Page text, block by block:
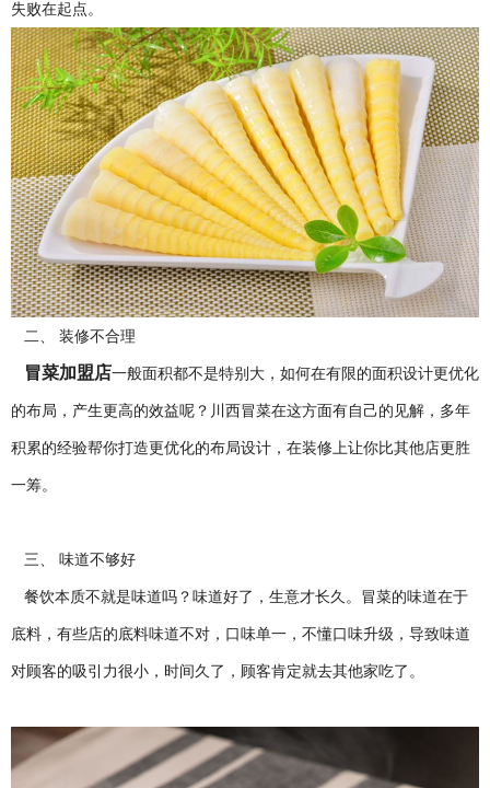
失败在起点。
二、 装修不合理
冒菜加盟店一般面积都不是特别大，如何在有限的面积设计更优化
的布局，产生更高的效益呢？川西冒菜在这方面有自己的见解，多年
积累的经验帮你打造更优化的布局设计，在装修上让你比其他店更胜
一筹。
三、 味道不够好
餐饮本质不就是味道吗？味道好了，生意才长久。冒菜的味道在于
底料，有些店的底料味道不对，口味单一，不懂口味升级，导致味道
对顾客的吸引力很小，时间久了，顾客肯定就去其他家吃了。